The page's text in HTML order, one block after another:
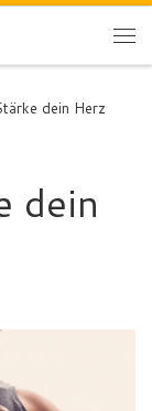
dein Herz
dein